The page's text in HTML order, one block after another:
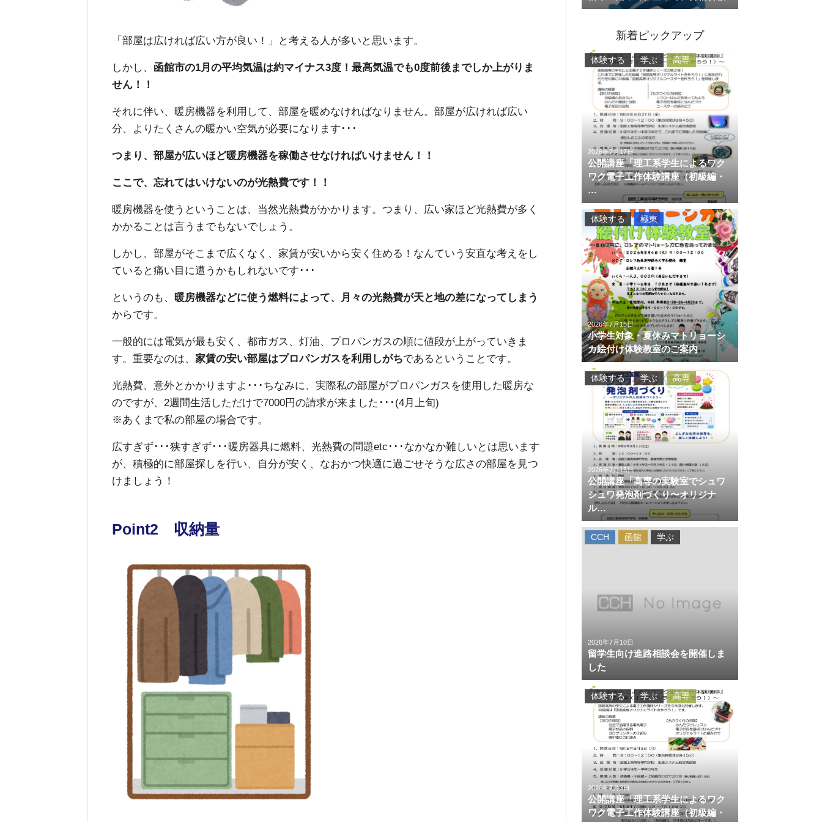
「部屋は広ければ広い方が良い！」と考える人が多いと思います。
しかし、 函館市の1月の平均気温は約マイナス3度！最高気温でも0度前後までしか上がりま
せん！！
それに伴い、暖房機器を利用して、部屋を暖めなければなりません。部屋が広ければ広い
分、よりたくさんの暖かい空気が必要になります･･･
つまり、部屋が広いほど暖房機器を稼働させなければいけません！！
ここで、忘れてはいけないのが光熱費です！！
暖房機器を使うということは、当然光熱費がかかります。つまり、広い家ほど光熱費が多く
かかることは言うまでもないでしょう。
しかし、部屋がそこまで広くなく、家賃が安いから安く住める！なんていう安直な考えをし
ていると痛い目に遭うかもしれないです･･･
というのも、 暖房機器などに使う燃料によって、月々の光熱費が天と地の差になってしまう
からです。
一般的には電気が最も安く、都市ガス、灯油、プロパンガスの順に値段が上がっていきま
す。重要なのは、 家賃の安い部屋はプロパンガスを利用しがちであるということです。
光熱費、意外とかかりますよ･･･ちなみに、実際私の部屋がプロパンガスを使用した暖房な
のですが、2週間生活しただけで7000円の請求が来ました･･･(4月上旬)
※あくまで私の部屋の場合です。
広すぎず･･･狭すぎず･･･暖房器具に燃料、光熱費の問題etc･･･なかなか難しいとは思います
が、積極的に部屋探しを行い、自分が安く、なおかつ快適に過ごせそうな広さの部屋を見つ
けましょう！
Point2 収納量
新着ピックアップ
2026年7月17日
公開講座「理工系学生によるワク
ワク電子工作体験講座（初級編・
…
体験する 学ぶ 高専
2026年7月15日
小学生対象・夏休みマトリョーシ
カ絵付け体験教室のご案内
体験する 極東
2026年7月15日
公開講座「高専の実験室でシュワ
シュワ発泡剤づくり〜オリジナ
ル…
体験する 学ぶ 高専
2026年7月10日
留学生向け進路相談会を開催しま
した
CCH 函館 学ぶ
2026年7月3日
公開講座「理工系学生によるワク
ワク電子工作体験講座（初級編・
体験する 学ぶ 高専